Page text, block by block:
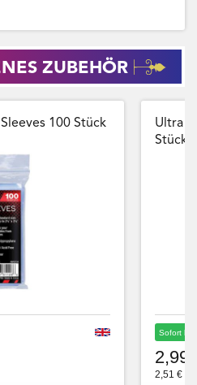
ZUBEHÖR
100 Stück
Ultra
Stück
Sofort
2,99
2,51 €